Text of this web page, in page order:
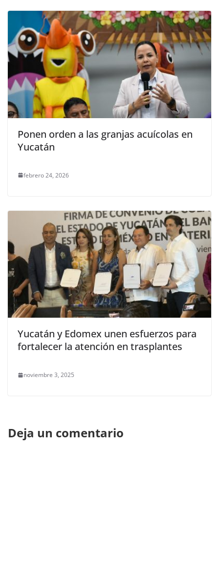
Ponen orden a las granjas acuícolas en
Yucatán
febrero 24, 2026
Yucatán y Edomex unen esfuerzos para
fortalecer la atención en trasplantes
noviembre 3, 2025
Deja un comentario